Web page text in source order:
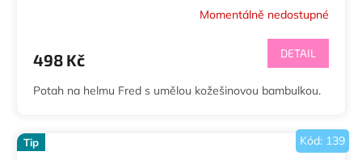
Momentálně nedostupné
498 Kč DETAIL
Potah na helmu Fred s umělou kožešinovou bambulkou.
Tip Kód: 139